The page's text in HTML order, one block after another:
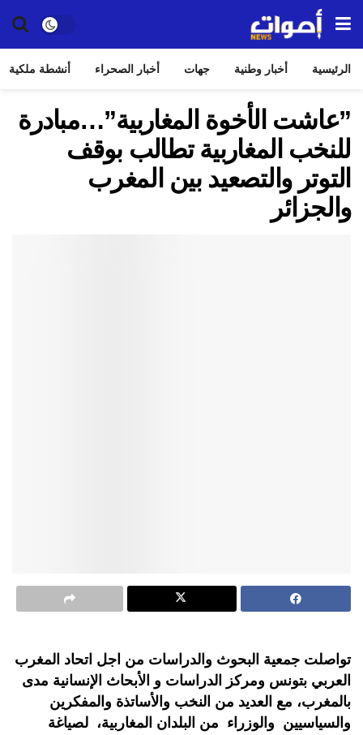
الرئيسية أخبار وطنية جهات أخبار الصحراء أنشطة ملكية
”عاشت الأخوة المغاربية”…مبادرة
للنخب المغاربية تطالب بوقف
التوتر والتصعيد بين المغرب
والجزائر
تواصلت جمعية البحوث والدراسات من اجل اتحاد المغرب
العربي بتونس ومركز الدراسات و الأبحاث الإنسانية مدى
بالمغرب، مع العديد من النخب والأساتذة والمفكرين
والسياسيين والوزراء من البلدان المغاربية، لصياغة